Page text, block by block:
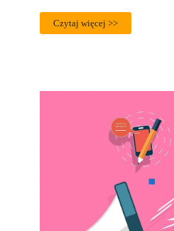
Czytaj więcej >>